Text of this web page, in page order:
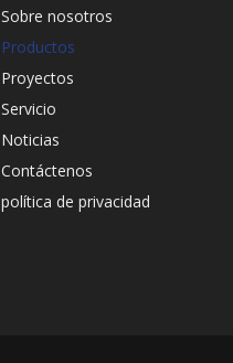
Sobre nosotros
Productos
Proyectos
Servicio
Noticias
Contáctenos
política de privacidad